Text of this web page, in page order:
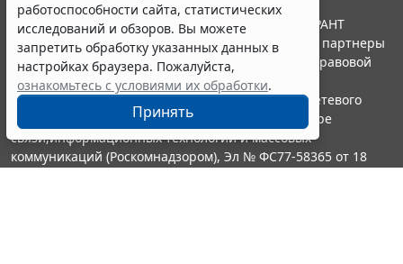
работоспособности сайта, статистических
исследований и обзоров. Вы можете
запретить обработку указанных данных в
настройках браузера. Пожалуйста,
ознакомьтесь с условиями их обработки.
Принять
© ООО "НПП "ГАРАНТ-СЕРВИС", 2026. Система ГАРАНТ
выпускается с 1990 года. Компания "Гарант" и ее партнеры
являются участниками Российской ассоциации правовой
информации ГАРАНТ.
Портал ГАРАНТ.РУ зарегистрирован в качестве сетевого
издания Федеральной службой по надзору в сфере
связи,информационных технологий и массовых
коммуникаций (Роскомнадзором), Эл № ФС77-58365 от 18